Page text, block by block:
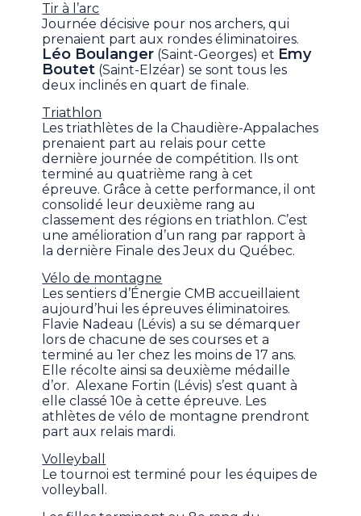
Tir à l’arc
Journée décisive pour nos archers, qui
prenaient part aux rondes éliminatoires.
Léo Boulanger (Saint-Georges) et Emy
Boutet (Saint-Elzéar) se sont tous les
deux inclinés en quart de finale.
Triathlon
Les triathlètes de la Chaudière-Appalaches
prenaient part au relais pour cette
dernière journée de compétition. Ils ont
terminé au quatrième rang à cet
épreuve. Grâce à cette performance, il ont
consolidé leur deuxième rang au
classement des régions en triathlon. C’est
une amélioration d’un rang par rapport à
la dernière Finale des Jeux du Québec.
Vélo de montagne
Les sentiers d’Énergie CMB accueillaient
aujourd’hui les épreuves éliminatoires.
Flavie Nadeau (Lévis) a su se démarquer
lors de chacune de ses courses et a
terminé au 1er chez les moins de 17 ans.
Elle récolte ainsi sa deuxième médaille
d’or. Alexane Fortin (Lévis) s’est quant à
elle classé 10e à cette épreuve. Les
athlètes de vélo de montagne prendront
part aux relais mardi.
Volleyball
Le tournoi est terminé pour les équipes de
volleyball.